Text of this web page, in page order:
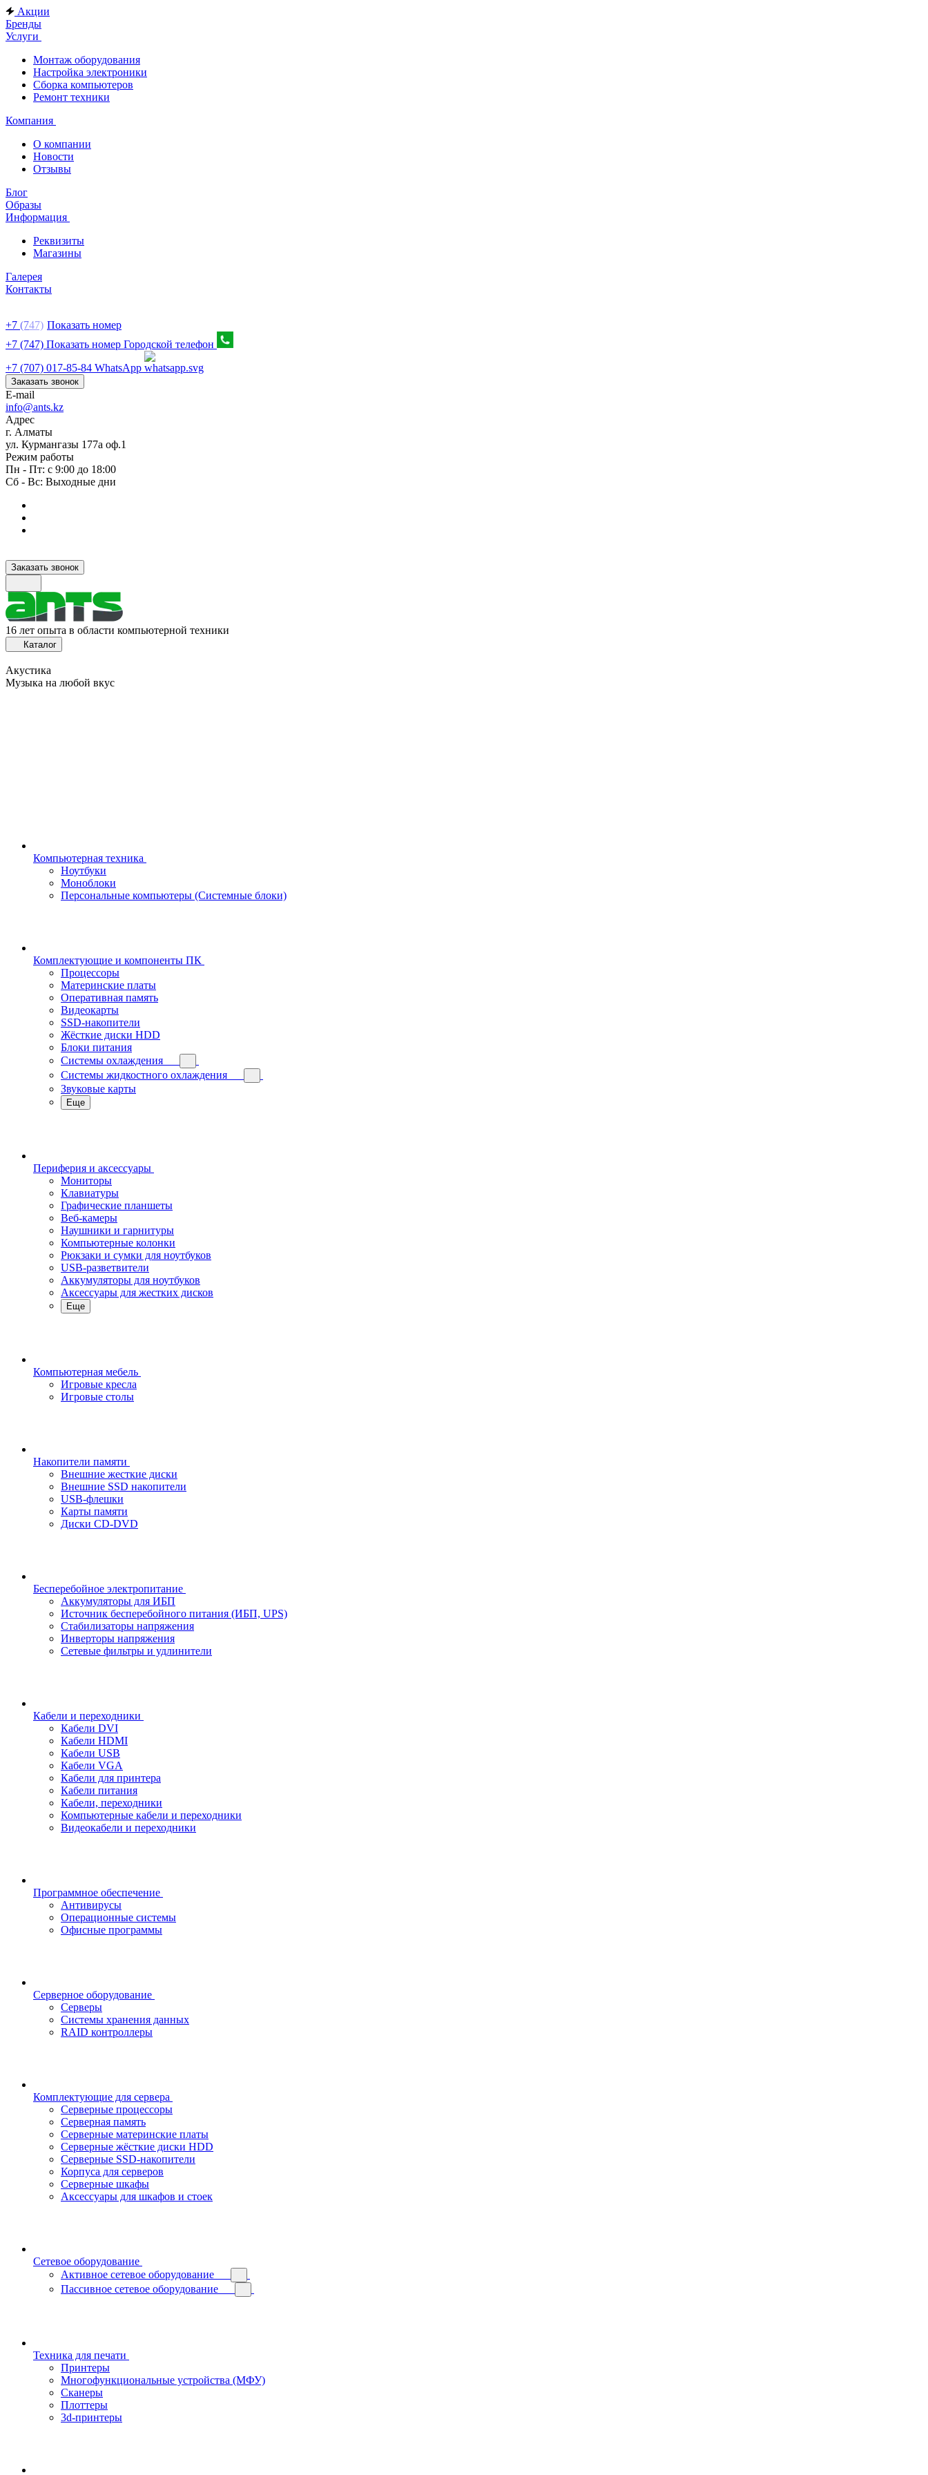
Акции
Бренды
Услуги
Монтаж оборудования
Настройка электроники
Сборка компьютеров
Ремонт техники
Компания
О компании
Новости
Отзывы
Блог
Образы
Информация
Реквизиты
Магазины
Галерея
Контакты
+7 (747) Показать номер
+7 (747) Показать номер Городской телефон
+7 (707) 017-85-84 WhatsApp
Заказать звонок
E-mail
info@ants.kz
Адрес
г. Алматы
ул. Курмангазы 177а оф.1
Режим работы
Пн - Пт: с 9:00 до 18:00
Сб - Вс: Выходные дни
Заказать звонок
16 лет опыта в области компьютерной техники
Каталог
Акустика
Музыка на любой вкус
Компьютерная техника
Ноутбуки
Моноблоки
Персональные компьютеры (Системные блоки)
Комплектующие и компоненты ПК
Процессоры
Материнские платы
Оперативная память
Видеокарты
SSD-накопители
Жёсткие диски HDD
Блоки питания
Системы охлаждения
Системы жидкостного охлаждения
Звуковые карты
Еще
Периферия и аксессуары
Мониторы
Клавиатуры
Графические планшеты
Веб-камеры
Наушники и гарнитуры
Компьютерные колонки
Рюкзаки и сумки для ноутбуков
USB-разветвители
Аккумуляторы для ноутбуков
Аксессуары для жестких дисков
Еще
Компьютерная мебель
Игровые кресла
Игровые столы
Накопители памяти
Внешние жесткие диски
Внешние SSD накопители
USB-флешки
Карты памяти
Диски CD-DVD
Бесперебойное электропитание
Аккумуляторы для ИБП
Источник бесперебойного питания (ИБП, UPS)
Стабилизаторы напряжения
Инверторы напряжения
Сетевые фильтры и удлинители
Кабели и переходники
Кабели DVI
Кабели HDMI
Кабели USB
Кабели VGA
Кабели для принтера
Кабели питания
Кабели, переходники
Компьютерные кабели и переходники
Видеокабели и переходники
Программное обеспечение
Антивирусы
Операционные системы
Офисные программы
Серверное оборудование
Серверы
Системы хранения данных
RAID контроллеры
Комплектующие для сервера
Серверные процессоры
Серверная память
Серверные материнские платы
Серверные жёсткие диски HDD
Серверные SSD-накопители
Корпуса для серверов
Серверные шкафы
Аксессуары для шкафов и стоек
Сетевое оборудование
Активное сетевое оборудование
Пассивное сетевое оборудование
Техника для печати
Принтеры
Многофункциональные устройства (МФУ)
Сканеры
Плоттеры
3d-принтеры